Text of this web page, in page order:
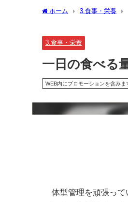
ホーム 3.食事・栄養
3.食事・栄養
一日の食べる
WEB内にプロモーションを含みま
体型管理を頑張っ